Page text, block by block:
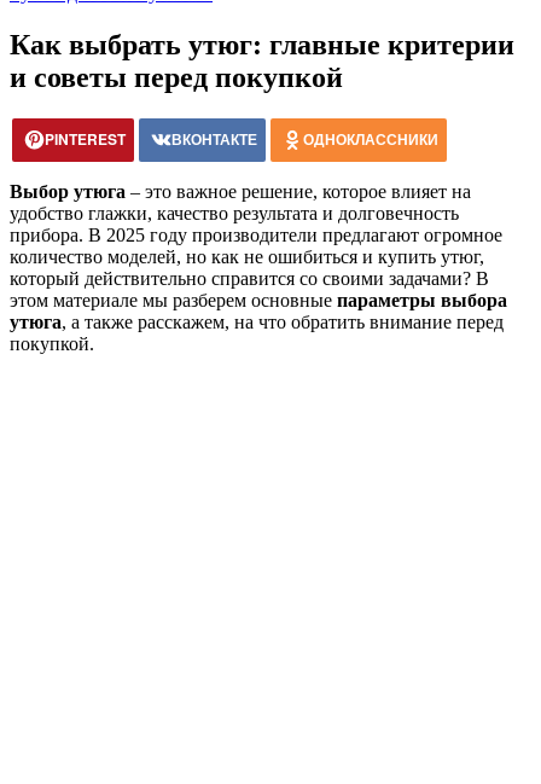
Как выбрать утюг: главные критерии
и советы перед покупкой
PINTEREST ВКОНТАКТЕ ОДНОКЛАССНИКИ
Выбор утюга – это важное решение, которое влияет на
удобство глажки, качество результата и долговечность
прибора. В 2025 году производители предлагают огромное
количество моделей, но как не ошибиться и купить утюг,
который действительно справится со своими задачами? В
этом материале мы разберем основные параметры выбора
утюга, а также расскажем, на что обратить внимание перед
покупкой.